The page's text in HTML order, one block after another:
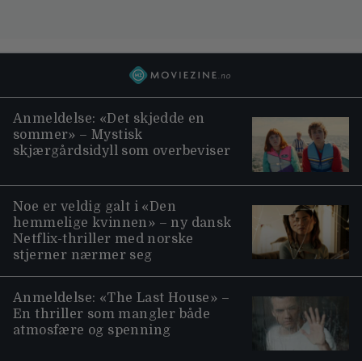
Anmeldelse: «Det skjedde en
sommer» – Mystisk
skjærgårdsidyll som overbeviser
Noe er veldig galt i «Den
hemmelige kvinnen» – ny dansk
Netflix-thriller med norske
stjerner nærmer seg
Anmeldelse: «The Last House» –
En thriller som mangler både
atmosfære og spenning